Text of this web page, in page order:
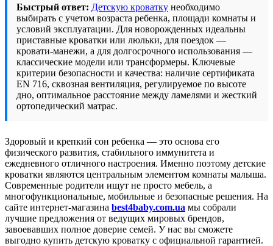
Быстрый ответ: Детскую кроватку необходимо
выбирать с учетом возраста ребенка, площади комнаты и
условий эксплуатации. Для новорожденных идеальны
приставные кроватки или люльки, для поездок —
кровати-манежи, а для долгосрочного использования —
классические модели или трансформеры. Ключевые
критерии безопасности и качества: наличие сертификата
EN 716, сквозная вентиляция, регулируемое по высоте
дно, оптимальное расстояние между ламелями и жесткий
ортопедический матрас.
Здоровый и крепкий сон ребенка — это основа его
физического развития, стабильного иммунитета и
ежедневного отличного настроения. Именно поэтому детские
кроватки являются центральным элементом комнаты малыша.
Современные родители ищут не просто мебель, а
многофункциональные, мобильные и безопасные решения. На
сайте интернет-магазина best4baby.com.ua мы собрали
лучшие предложения от ведущих мировых брендов,
завоевавших полное доверие семей. У нас вы сможете
выгодно купить детскую кроватку с официальной гарантией.